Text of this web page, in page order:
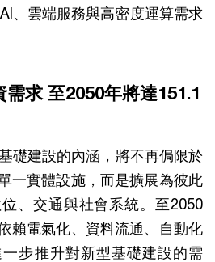
、雲端服務與高密度運算需求
求 至2050年將達151.1
礎建設的內涵，將不再侷限於
一實體設施，而是擴展為彼此
、交通與社會系統。至2050
賴電氣化、資料流通、自動化
步推升對新型基礎建設的需